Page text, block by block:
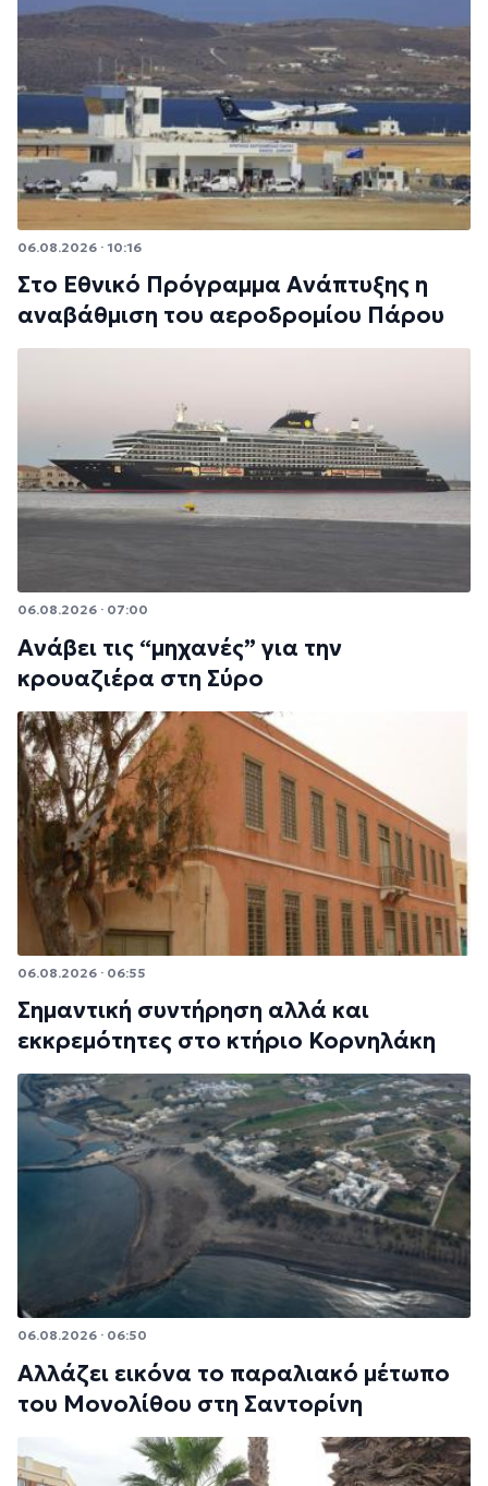
06.08.2026 · 10:16
Στο Εθνικό Πρόγραμμα Ανάπτυξης η
αναβάθμιση του αεροδρομίου Πάρου
06.08.2026 · 07:00
Ανάβει τις “μηχανές” για την
κρουαζιέρα στη Σύρο
06.08.2026 · 06:55
Σημαντική συντήρηση αλλά και
εκκρεμότητες στο κτήριο Κορνηλάκη
06.08.2026 · 06:50
Αλλάζει εικόνα το παραλιακό μέτωπο
του Μονολίθου στη Σαντορίνη